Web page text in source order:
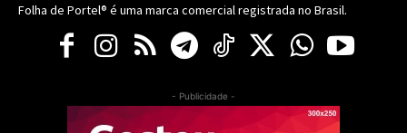
Folha de Portel® é uma marca comercial registrada no Brasil.
- Publicidade -